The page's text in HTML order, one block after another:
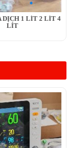
DỊCH 1 LÍT 2 LÍT 4
LÍT